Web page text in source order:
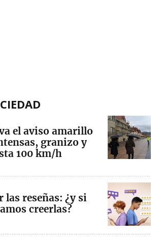
el aviso amarillo
granizo y
100 km/h
las reseñas: ¿y si
creerlas?